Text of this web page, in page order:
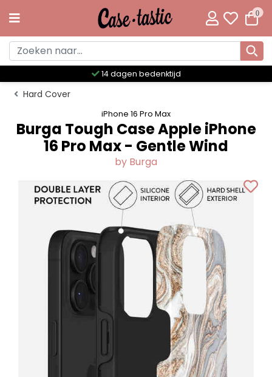
0
Meer dan 300 unieke designs
Hard Cover
iPhone 16 Pro Max
Burga Tough Case Apple iPhone
16 Pro Max - Gentle Wind
by Burga